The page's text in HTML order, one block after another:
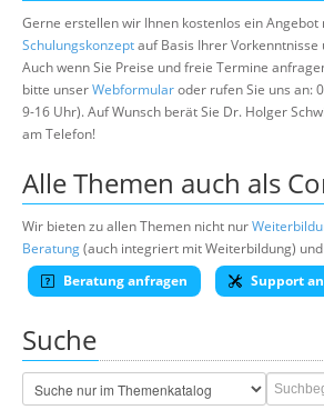
Gerne erstellen wir Ihnen kostenlos ein Angebot
Schulungskonzeptauf Basis Ihrer
Auch wenn Sie Preise und freie Termine
bitte unserWebformularoder rufen Sie uns an:
9-16 Uhr). Auf Wunsch berät Sie Dr. Holger
am Telefon!
Alle Themen auch als
Wir bieten zu allen Themen nicht nur
Beratung(auch integriert mit Weiterbildung) und
Beratung anfragen
Support
Suche